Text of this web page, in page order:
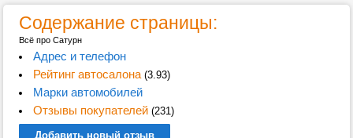
Содержание страницы:
Всё про Сатурн
Адрес и телефон
Рейтинг автосалона(3.93)
Марки автомобилей
Отзывы покупателей(231)
Добавить новый отзыв